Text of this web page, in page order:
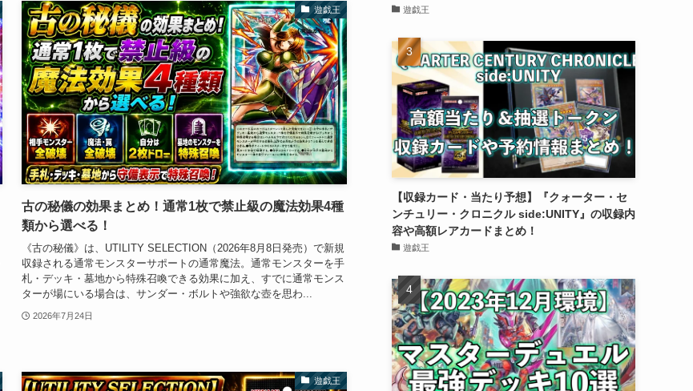
遊戯王
古の秘儀の効果まとめ！通常1枚で禁止級の魔法効果4種
類から選べる！
《古の秘儀》は、UTILITY SELECTION（2026年8月8日発売）で新規
収録される通常モンスターサポートの通常魔法。通常モンスターを手
札・デッキ・墓地から特殊召喚できる効果に加え、すでに通常モンス
ターが場にいる場合は、サンダー・ボルトや強欲な壺を思わ...
2026年7月24日
遊戯王
遊戯王
【収録カード・当たり予想】『クォーター・セ
ンチュリー・クロニクル side:UNITY』の収録内
容や高額レアカードまとめ！
遊戯王